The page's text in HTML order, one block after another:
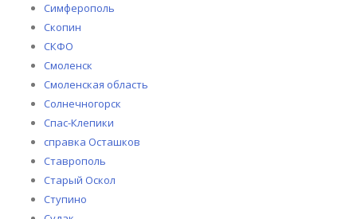
Симферополь
Скопин
СКФО
Смоленск
Смоленская область
Солнечногорск
Спас-Клепики
справка Осташков
Ставрополь
Старый Оскол
Ступино